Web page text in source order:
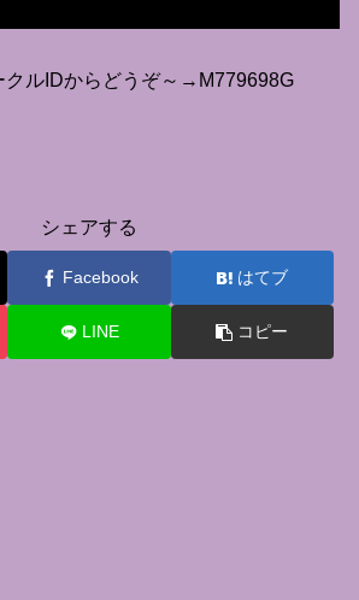
クルIDからどうぞ～→M779698G
シェアする
Facebook はてブ
LINE コピー